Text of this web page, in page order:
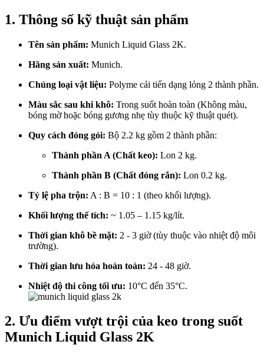
1. Thông số kỹ thuật sản phẩm
Tên sản phẩm: Munich Liquid Glass 2K.
Hãng sản xuất: Munich.
Chủng loại vật liệu: Polyme cải tiến dạng lỏng 2 thành phần.
Màu sắc sau khi khô: Trong suốt hoàn toàn (Không màu,
bóng mờ hoặc bóng gương nhẹ tùy thuộc kỹ thuật quét).
Quy cách đóng gói: Bộ 2.2 kg gồm 2 thành phần:
Thành phần A (Chất keo): Lon 2 kg.
Thành phần B (Chất đóng rắn): Lon 0.2 kg.
Tỷ lệ pha trộn: A : B = 10 : 1 (theo khối lượng).
Khối lượng thể tích: ~ 1.05 – 1.15 kg/lít.
Thời gian khô bề mặt: 2 - 3 giờ (tùy thuộc vào nhiệt độ môi
trường).
Thời gian lưu hóa hoàn toàn: 24 - 48 giờ.
Nhiệt độ thi công tối ưu: 10°C đến 35°C.
2. Ưu điểm vượt trội của keo trong suốt
Munich Liquid Glass 2K